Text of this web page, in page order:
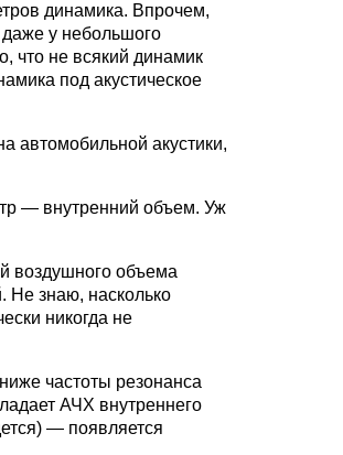
динамика. Впрочем,
даже у небольшого
что не всякий динамик
под акустическое
автомобильной акустики,
— внутренний объем. Уж
воздушного объема
Не знаю, насколько
никогда не
частоты резонанса
АЧХ внутреннего
— появляется